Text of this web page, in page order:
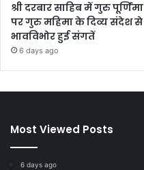
श्री दरबार साहिब में गुरु पूर्णिमा
पर गुरु महिमा के दिव्य संदेश से
भावविभोर हुई संगतें
6 days ago
Most Viewed Posts
6 days ago